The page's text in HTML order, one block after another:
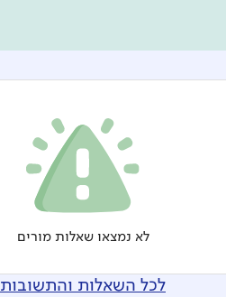
לא נמצאו שאלות מורים
לכל השאלות והתשובות